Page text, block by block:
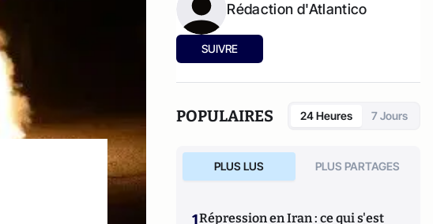
Rédaction d'Atlantico
SUIVRE
POPULAIRES 24 Heures 7 Jours
PLUS LUS PLUS PARTAGES
1Répression en Iran : ce qui s'est